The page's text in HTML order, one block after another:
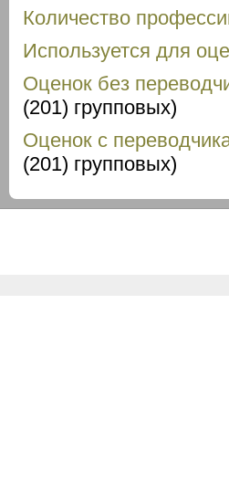
Количество
Используется для
Оценок без
(201) групповых)
Оценок с
(201) групповых)